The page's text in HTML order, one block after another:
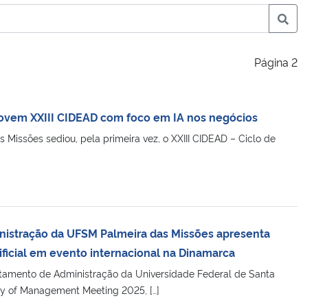
Página 2
XXIII CIDEAD com foco em IA nos negócios
sediou, pela primeira vez, o XXIII CIDEAD – Ciclo de
da UFSM Palmeira das Missões apresenta
em evento internacional na Dinamarca
de Administração da Universidade Federal de Santa
of Management Meeting 2025, […]